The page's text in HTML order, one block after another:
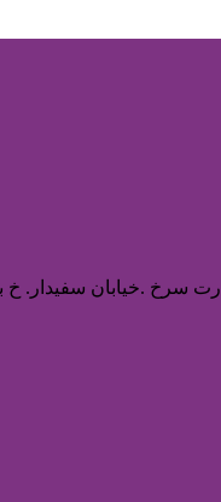
سرخ .خیابان سفیدار.